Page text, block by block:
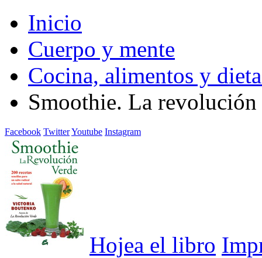
Inicio
Cuerpo y mente
Cocina, alimentos y
Smoothie. La revolución
Facebook TwitterYoutube Instagram
Hojea el libro